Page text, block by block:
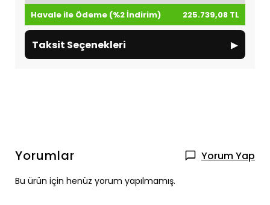
Havale ile Ödeme (%2 İndirim)
225.739,08 TL
Taksit Seçenekleri ▸
Yorumlar Yorum Yap
Bu ürün için henüz yorum yapılmamış.